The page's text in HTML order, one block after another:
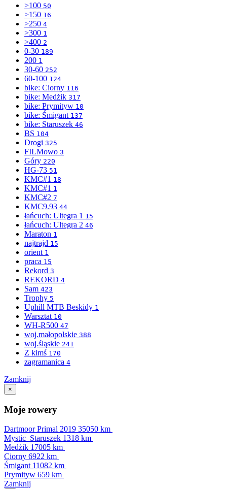
>100 50
>150 16
>250 4
>300 1
>400 2
0-30 189
200 1
30-60 252
60-100 124
bike: Ciorny 116
bike: Medżik 317
bike: Prymityw 10
bike: Śmigant 137
bike: Staruszek 46
BS 104
Drogi 325
FILMowo 3
Góry 220
HG-73 51
KMC#1 18
KMC#1 1
KMC#2 7
KMC9.93 44
łańcuch: Ultegra 1 15
łańcuch: Ultegra 2 46
Maraton 1
najtrajd 15
orient 1
praca 15
Rekord 3
REKORD 4
Sam 423
Trophy 5
Uphill MTB Beskidy 1
Warsztat 10
WH-R500 47
woj.małopolskie 388
woj.śląskie 241
Z kimś 170
zagramanica 4
Zamknij
×
Moje rowery
Dartmoor Primal 2019 35050 km
Mystic_Staruszek 1318 km
Medżik 17005 km
Ciorny 6922 km
Śmigant 11082 km
Prymityw 659 km
Zamknij